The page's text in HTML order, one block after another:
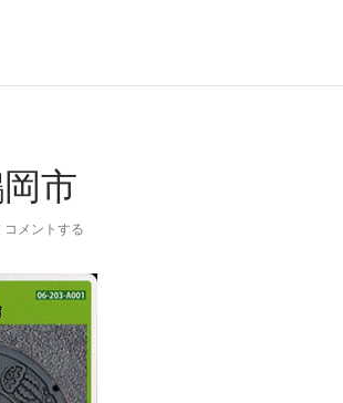
市
コメントする